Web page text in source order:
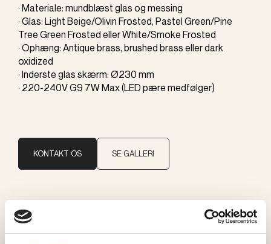
· Materiale: mundblæst glas og messing
· Glas: Light Beige/Olivin Frosted, Pastel Green/Pine
Tree Green Frosted eller White/Smoke Frosted
· Ophæng: Antique brass, brushed brass eller dark
oxidized
· Inderste glas skærm: Ø230 mm
· 220-240V G9 7W Max (LED pære medfølger)
KONTAKT OS SE GALLERI
Brand
SkLO